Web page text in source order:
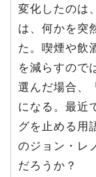
変化したのは
は、何かを突
た。喫煙や飲
を減らすので
選んだ場合、
になる。最近
グを止める用
のジョン・レ
だろうか？